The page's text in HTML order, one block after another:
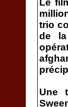
Le
trio
de
Une